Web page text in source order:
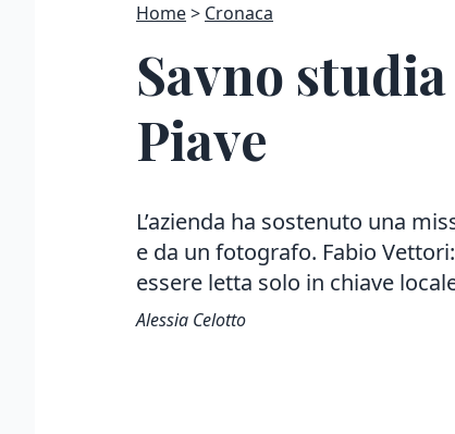
Home Cronaca
Savno
Piave
L’azienda ha sostenuto una
e da un fotografo. Fabio
essere letta solo in chiave
Alessia Celotto